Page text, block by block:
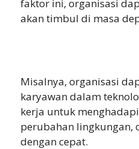
faktor ini, organisasi
akan timbul di masa
Misalnya, organisasi
karyawan dalam
kerja untuk
perubahan lingkungan,
dengan cepat.